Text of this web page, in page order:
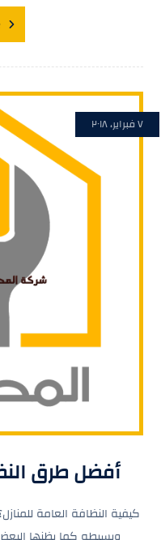
أفضل طرق
٧ فبراير، ٢٠١٨
كيفية النظافة العامة